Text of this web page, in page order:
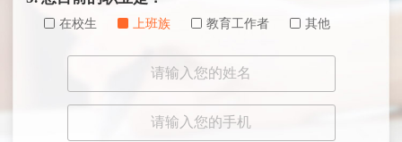
在校生 上班族 教育工作者 其他